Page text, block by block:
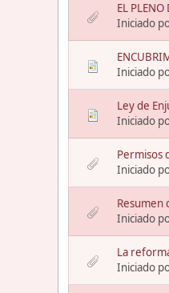
EL PLENO
Iniciado
Iniciado
Ley de
Iniciado
Permisos
Iniciado
Resumen
Iniciado
La
Iniciado